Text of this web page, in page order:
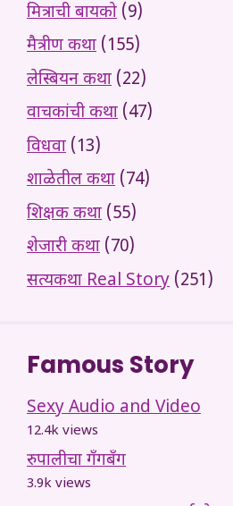
मित्राची बायको (9)
मैत्रीण कथा (155)
लेस्बियन कथा (22)
वाचकांची कथा (47)
विधवा (13)
शाळेतील कथा (74)
शिक्षक कथा (55)
शेजारी कथा (70)
सत्यकथा Real Story (251)
Famous Story
Sexy Audio and Video
12.4k views
रुपालीचा गँगबँग
3.9k views